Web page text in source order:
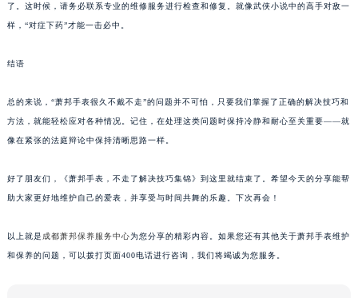
了。这时候，请务必联系专业的维修服务进行检查和修复。就像武侠小说中的高手对敌一
样，“对症下药”才能一击必中。
结语
总的来说，“萧邦手表很久不戴不走”的问题并不可怕，只要我们掌握了正确的解决技巧和
方法，就能轻松应对各种情况。记住，在处理这类问题时保持冷静和耐心至关重要——就
像在紧张的法庭辩论中保持清晰思路一样。
好了朋友们，《萧邦手表，不走了解决技巧集锦》到这里就结束了。希望今天的分享能帮
助大家更好地维护自己的爱表，并享受与时间共舞的乐趣。下次再会！
以上就是 成都萧邦保养服务中心为您分享的精彩内容。如果您还有其他关于萧邦手表维护
和保养的问题，可以拨打页面400电话进行咨询，我们将竭诚为您服务。